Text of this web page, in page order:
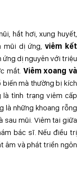
hắt hơi, xung huyết,
mũi dị ứng,viêm kết
ứng dị nguyên với triệu
mắt. Viêm xoang và
biến mà thường bị kích
tình trạng viêm cấp
là những khoang rỗng
sau mũi. Viêm tai giữa
bác sĩ. Nếu điều trị
âm và phát triển ngôn